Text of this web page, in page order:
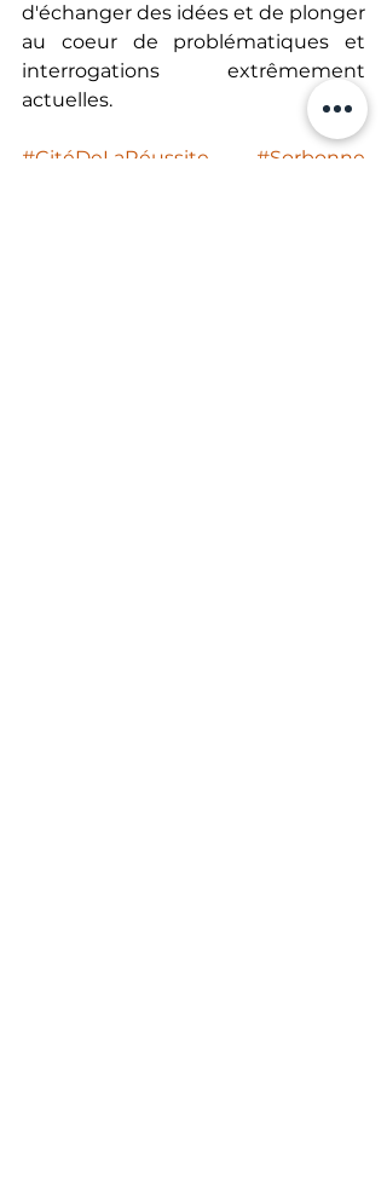
d'échanger des idées et de plonger
au coeur de problématiques et
interrogations extrêmement
actuelles.
#CitéDeLaRéussite
#Sorbonne